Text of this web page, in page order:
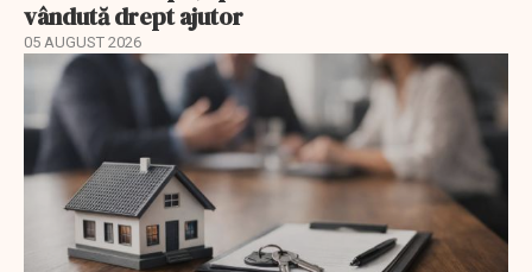
vândută drept ajutor
05 AUGUST 2026